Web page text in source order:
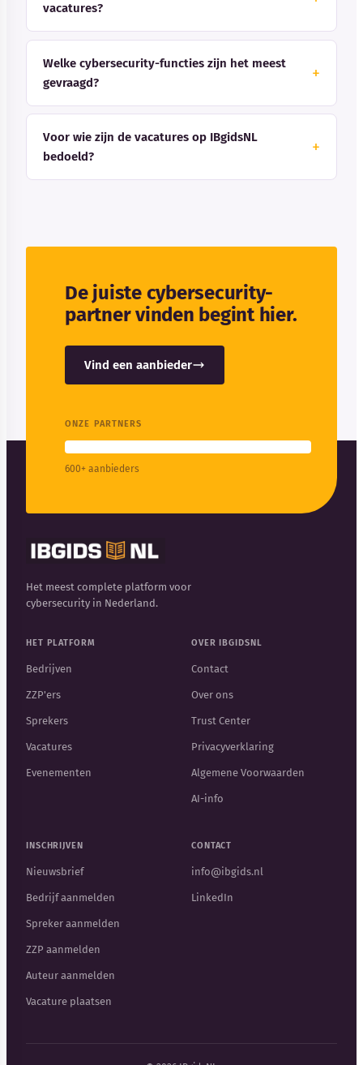
vacatures?
Welke cybersecurity-functies zijn het meest
gevraagd?
Voor wie zijn de vacatures op IBgidsNL
bedoeld?
De juiste cybersecurity-
partner vinden begint hier.
Vind een aanbieder
ONZE PARTNERS
600+ aanbieders
Het meest complete platform voor
cybersecurity in Nederland.
HET PLATFORM
Bedrijven
ZZP'ers
Sprekers
Vacatures
Evenementen
OVER IBGIDSNL
Contact
Over ons
Trust Center
Privacyverklaring
Algemene Voorwaarden
AI-info
INSCHRIJVEN
Nieuwsbrief
Bedrijf aanmelden
Spreker aanmelden
ZZP aanmelden
Auteur aanmelden
Vacature plaatsen
CONTACT
info@ibgids.nl
LinkedIn